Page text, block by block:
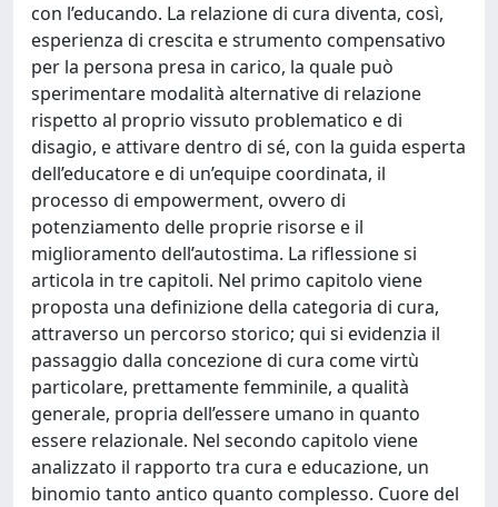
con l’educando. La relazione di cura diventa, così,
esperienza di crescita e strumento compensativo
per la persona presa in carico, la quale può
sperimentare modalità alternative di relazione
rispetto al proprio vissuto problematico e di
disagio, e attivare dentro di sé, con la guida esperta
dell’educatore e di un’equipe coordinata, il
processo di empowerment, ovvero di
potenziamento delle proprie risorse e il
miglioramento dell’autostima. La riflessione si
articola in tre capitoli. Nel primo capitolo viene
proposta una definizione della categoria di cura,
attraverso un percorso storico; qui si evidenzia il
passaggio dalla concezione di cura come virtù
particolare, prettamente femminile, a qualità
generale, propria dell’essere umano in quanto
essere relazionale. Nel secondo capitolo viene
analizzato il rapporto tra cura e educazione, un
binomio tanto antico quanto complesso. Cuore del